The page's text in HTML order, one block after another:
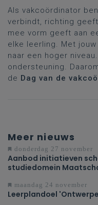
Als vakcoördinator
verbindt, richting
mee vorm geeft aan
elke leerling. Met
naar een hoger
ondersteuning.
de Dag van de
Meer nieuws
donderdag 27 november
Aanbod initiatieven
studiedomein
maandag 24 november
Leerplandoel